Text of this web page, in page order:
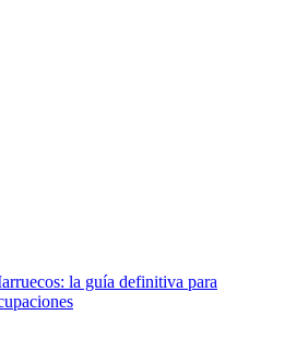
la guía definitiva para